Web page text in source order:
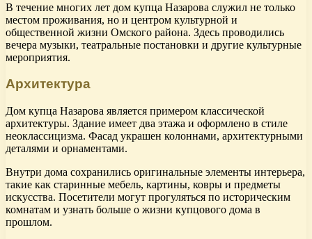
В течение многих лет дом купца Назарова служил не только
местом проживания, но и центром культурной и
общественной жизни Омского района. Здесь проводились
вечера музыки, театральные постановки и другие культурные
мероприятия.
Архитектура
Дом купца Назарова является примером классической
архитектуры. Здание имеет два этажа и оформлено в стиле
неоклассицизма. Фасад украшен колоннами, архитектурными
деталями и орнаментами.
Внутри дома сохранились оригинальные элементы интерьера,
такие как старинные мебель, картины, ковры и предметы
искусства. Посетители могут прогуляться по историческим
комнатам и узнать больше о жизни купцового дома в
прошлом.